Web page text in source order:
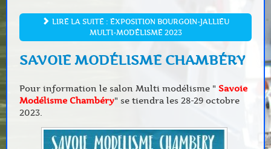
LIRE LA SUITE : EXPOSITION BOURGOIN-JALLIEU
MULTI-MODÉLISME 2023
SAVOIE MODÉLISME CHAMBÉRY
Pour information le salon Multi modélisme " Savoie
Modélisme Chambéry" se tiendra les 28-29 octobre
2023.